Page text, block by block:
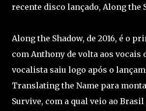
recente disco lançado, Along the
Along the Shadow, de 2016, é o
com Anthony de volta aos vocais
vocalista saiu logo após o
Translating the Name para
Survive, com a qual veio ao Brasil